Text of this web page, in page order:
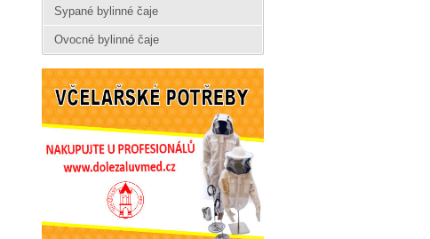
Sypané bylinné čaje
Ovocné bylinné čaje